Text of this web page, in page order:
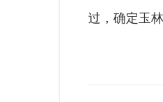
过，确定玉